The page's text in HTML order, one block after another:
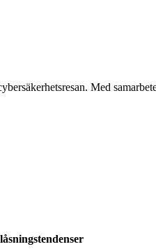
Med